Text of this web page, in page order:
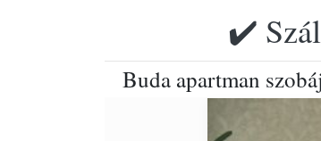
✔️
Buda apartman